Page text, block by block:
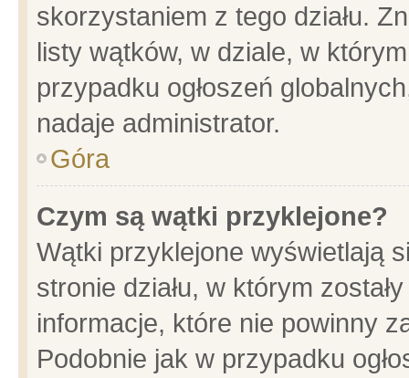
skorzystaniem z tego działu.
listy wątków, w dziale, w
przypadku ogłoszeń
nadaje administrator.
Góra
Czym są wątki przyklejone?
Wątki przyklejone wyświetlają
stronie działu, w którym
informacje, które nie powinny
Podobnie jak w przypadku